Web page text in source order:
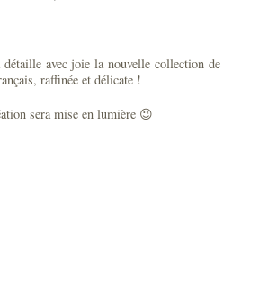
avec joie la nouvelle collection de
raffinée et délicate !
sera mise en lumière 😉